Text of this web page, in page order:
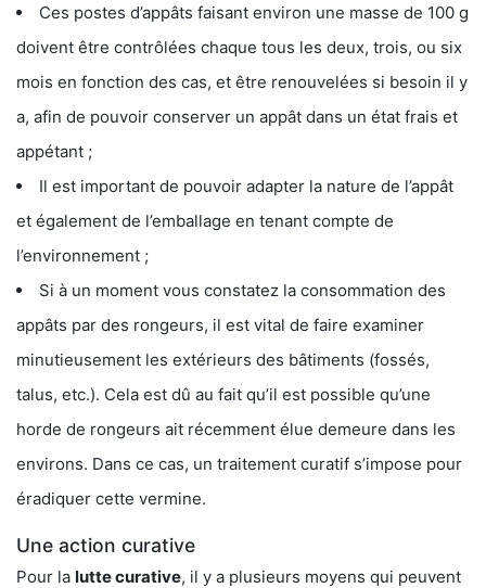
Ces postes d’appâts faisant environ une masse de 100 g
doivent être contrôlées chaque tous les deux, trois, ou six
mois en fonction des cas, et être renouvelées si besoin il y
a, afin de pouvoir conserver un appât dans un état frais et
appétant ;
Il est important de pouvoir adapter la nature de l’appât
et également de l’emballage en tenant compte de
l’environnement ;
Si à un moment vous constatez la consommation des
appâts par des rongeurs, il est vital de faire examiner
minutieusement les extérieurs des bâtiments (fossés,
talus, etc.). Cela est dû au fait qu’il est possible qu’une
horde de rongeurs ait récemment élue demeure dans les
environs. Dans ce cas, un traitement curatif s’impose pour
éradiquer cette vermine.
Une action curative
Pour la lutte curative, il y a plusieurs moyens qui peuvent